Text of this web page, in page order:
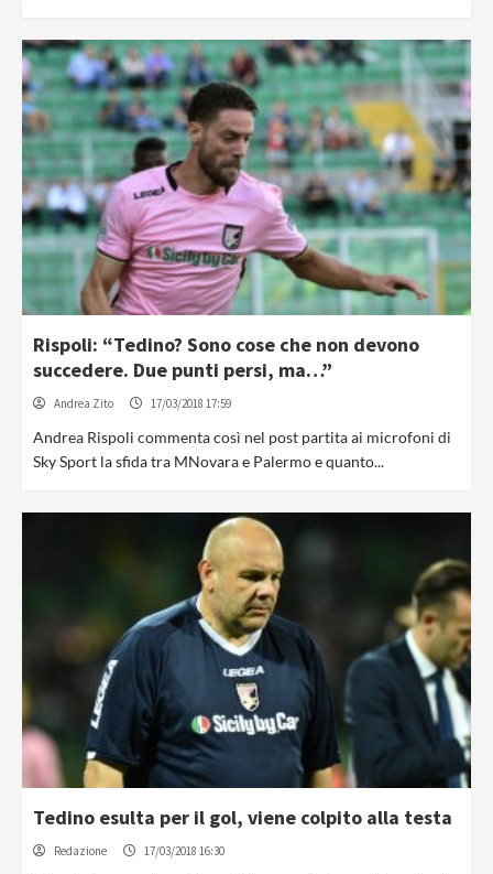
Rispoli: “Tedino? Sono cose che non devono
succedere. Due punti persi, ma…”
Andrea Zito 17/03/2018 17:59
Andrea Rispoli commenta così nel post partita ai microfoni di
Sky Sport la sfida tra MNovara e Palermo e quanto...
Tedino esulta per il gol, viene colpito alla testa
Redazione 17/03/2018 16:30